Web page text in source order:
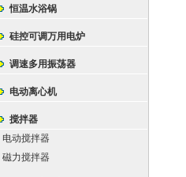
恒温水浴锅
硅控可调万用电炉
调速多用振荡器
电动离心机
搅拌器
电动搅拌器
磁力搅拌器